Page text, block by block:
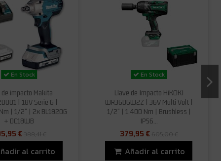
En Stock
de impacto Makita
| 18V Serie G |
| 1/2" | 2x BL1820G
+ DC18WB
€388,41 €
al carrito
En Stock
Llave de Impacto HiKOKI
WR36DGW2Z | 36V Multi Volt |
1/2" | 1.400 Nm | Brushless |
IP56...
379,95 €605,00 €
Añadir al carrito